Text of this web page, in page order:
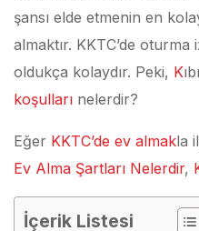
şansı elde etmenin en
almaktır. KKTC’de
oldukça kolaydır. Peki, K
koşulları nelerdir?
Eğer KKTC’de ev almakla
Ev Alma Şartları Nelerdir,
İçerik Listesi